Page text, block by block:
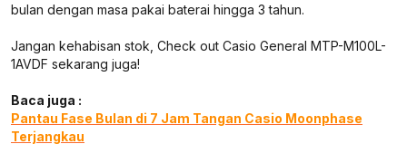
bulan dengan masa pakai baterai hingga 3 tahun.
Jangan kehabisan stok, Check out Casio General MTP-M100L-
1AVDF sekarang juga!
Baca juga :
Pantau Fase Bulan di 7 Jam Tangan Casio Moonphase
Terjangkau